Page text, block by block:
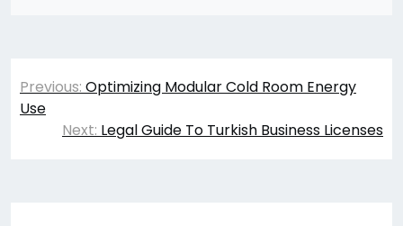
Yazı
gezinmesi
Previous: Optimizing Modular Cold Room Energy
Use
Next: Legal Guide To Turkish Business Licenses